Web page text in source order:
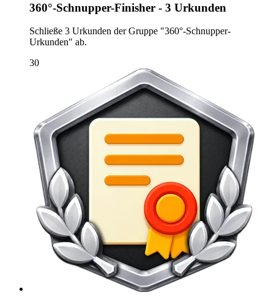
360°-Schnupper-Finisher - 3 Urkunden
Schließe 3 Urkunden der Gruppe "360°-Schnupper-
Urkunden" ab.
30